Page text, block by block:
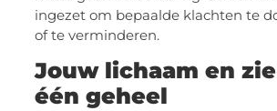
ingezet om bepaalde klachten te
of te verminderen.
Jouw lichaam en
één geheel